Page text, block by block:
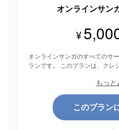
オンラインサン
¥
オンラインサンガのすべてのサ
ランです。 このプランは、クレジットカード決済をした日を
もっと
このプラン